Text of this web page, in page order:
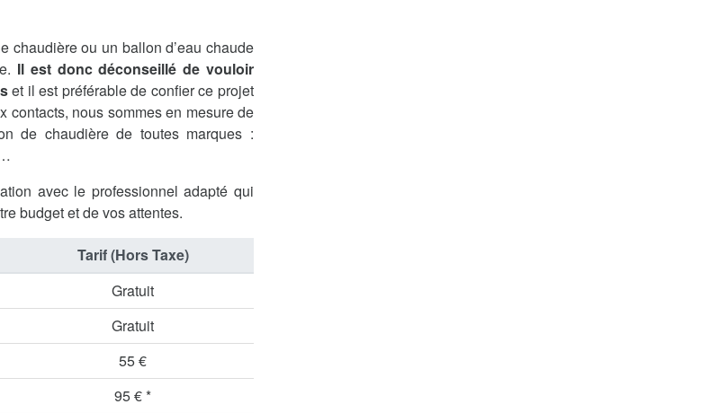
chaudière ou un ballon d’eau chaude
Il est donc déconseillé de vouloir
et il est préférable de confier ce projet
contacts, nous sommes en mesure de
de chaudière de toutes marques :
avec le professionnel adapté qui
budget et de vos attentes.
Tarif (Hors Taxe)
Gratuit
Gratuit
55 €
95 € *